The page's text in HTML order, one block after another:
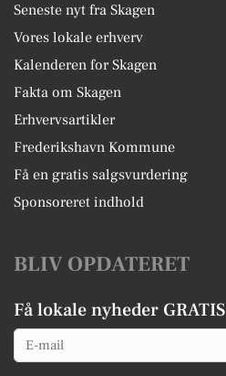
Seneste nyt fra Skagen
Vores lokale erhverv
Kalenderen for Skagen
Fakta om Skagen
Erhvervsartikler
Frederikshavn Kommune
Få en gratis salgsvurdering
Sponsoreret indhold
BLIV OPDATERET
Få lokale nyheder GRATIS
Email